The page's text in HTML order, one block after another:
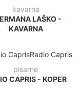
kavarna
LAŠKO -
KAVARNA
pisarne
CAPRIS - KOPER